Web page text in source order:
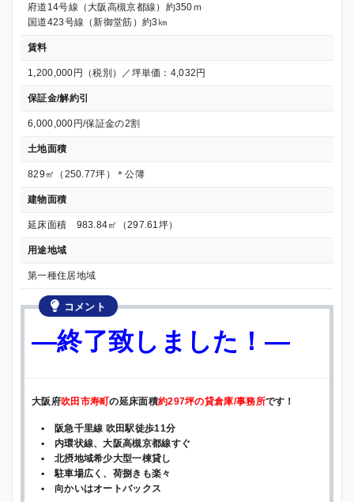
府道14号線（大阪高槻京都線）約350ｍ
国道423号線（新御堂筋）約3㎞
賃料
1,200,000円（税別）／坪単価：4,032円
保証金/解約引
6,000,000円/保証金の2割
土地面積
829㎡（250.77坪）＊公簿
建物面積
延床面積 983.84㎡（297.61坪）
用途地域
第一種住居地域
コメント
—終了致しました！—
大阪府吹田市寿町の延床面積約297坪の貸倉庫/事務所です！
▪ 阪急千里線 吹田駅徒歩11分
▪ 内環状線、大阪高槻京都線すぐ
▪ 北摂地域希少大型一棟貸し
▪ 駐車場広く、荷捌きも楽々
▪ 向かいはオートバックス